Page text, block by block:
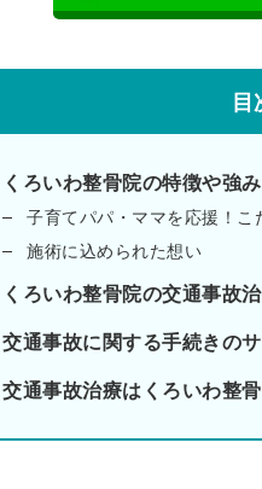
目
くろいわ整骨院の特徴や強み
子育てパパ・ママを応援！こ
施術に込められた想い
くろいわ整骨院の交通事故
交通事故に関する手続きの
交通事故治療はくろいわ整